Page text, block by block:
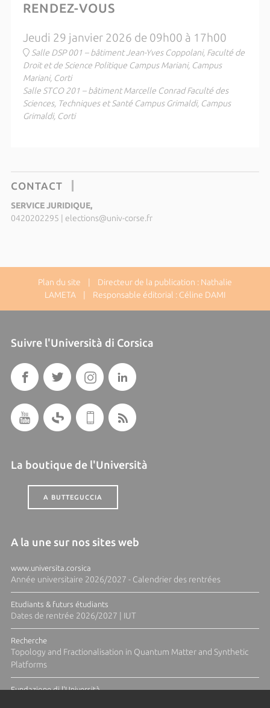
RENDEZ-VOUS
Jeudi 29 janvier 2026 de 09h00 à 17h00
Salle DSP 001 – bâtiment Jean-Yves Coppolani, Faculté de
Droit et de Science Politique Campus Mariani, Campus
Mariani, Corti
Salle STCO 201 – bâtiment Marcelle Conrad Faculté des
Sciences, Techniques et Santé Campus Grimaldi, Campus
Grimaldi, Corti
CONTACT
SERVICE JURIDIQUE,
0420202295
elections@univ-corse.fr
Plan du site | Directeur de la publication : Nathalie
LAMETA | Responsable éditorial : Céline DAMI
Suivre l'Università di Corsica
La boutique de l'Università
A BUTTEGUCCIA
A la une sur nos sites web
www.universita.corsica
Année universitaire 2026/2027 - Calendrier des rentrées
Etudiants & futurs étudiants
Dates de rentrée 2026/2027 | IUT
Recherche
Topology and Fractionalisation in Quantum Matter and Synthetic
Platforms
Fundazione di l'Università